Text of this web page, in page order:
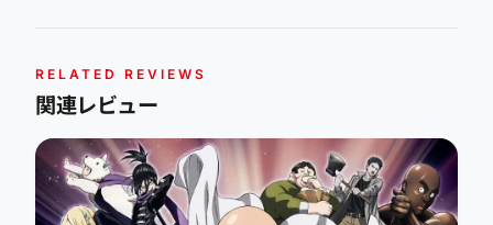
RELATED REVIEWS
関連レビュー